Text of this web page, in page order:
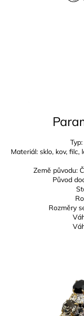
Materiál: sklo, kov, filc,
Země původu:
Původ
Rozměry